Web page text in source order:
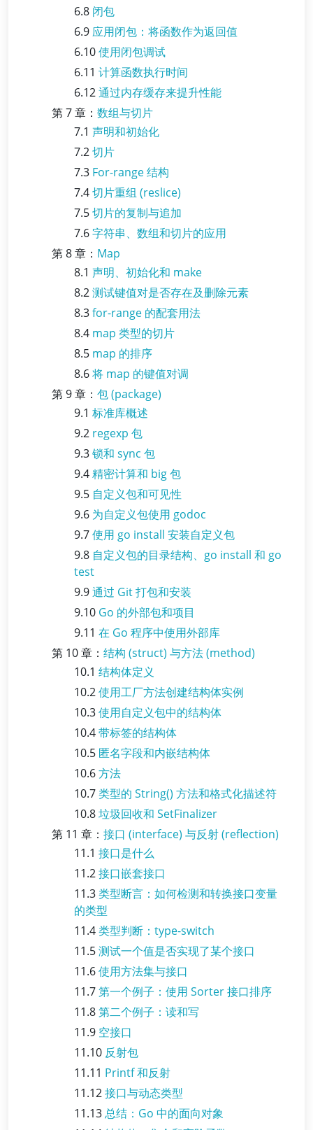
6.8 闭包
6.9 应用闭包：将函数作为返回值
6.10使用闭包调试
6.11 计算函数执行时间
6.12通过内存缓存来提升性能
第 7 章： 数组与切片
7.1 声明和初始化
7.2切片
7.3 For-range 结构
7.4切片重组 (reslice)
7.5切片的复制与追加
7.6字符串、数组和切片的应用
第 8 章： Map
8.1 声明、初始化和 make
8.2测试键值对是否存在及删除元素
8.3for-range 的配套用法
8.4 map 类型的切片
8.5 map 的排序
8.6将 map 的键值对调
第 9 章： 包 (package)
9.1 标准库概述
9.2 regexp 包
9.3锁和 sync 包
9.4精密计算和 big 包
9.5 自定义包和可见性
9.6 为自定义包使用 godoc
9.7使用 go install 安装自定义包
9.8 自定义包的目录结构、go install 和 go
test
9.9通过 Git 打包和安装
9.10 Go 的外部包和项目
9.11 在 Go 程序中使用外部库
第 10 章： 结构 (struct) 与方法 (method)
10.1 结构体定义
10.2使用工厂方法创建结构体实例
10.3使用自定义包中的结构体
10.4带标签的结构体
10.5 匿名字段和内嵌结构体
10.6方法
10.7类型的 String() 方法和格式化描述符
10.8垃圾回收和 SetFinalizer
第 11 章： 接口 (interface) 与反射 (reflection)
11.1 接口是什么
11.2接口嵌套接口
11.3类型断言：如何检测和转换接口变量
的类型
11.4类型判断：type-switch
11.5测试一个值是否实现了某个接口
11.6使用方法集与接口
11.7第一个例子：使用 Sorter 接口排序
11.8第二个例子：读和写
11.9 空接口
11.10 反射包
11.11 Printf 和反射
11.12接口与动态类型
11.13总结：Go 中的面向对象